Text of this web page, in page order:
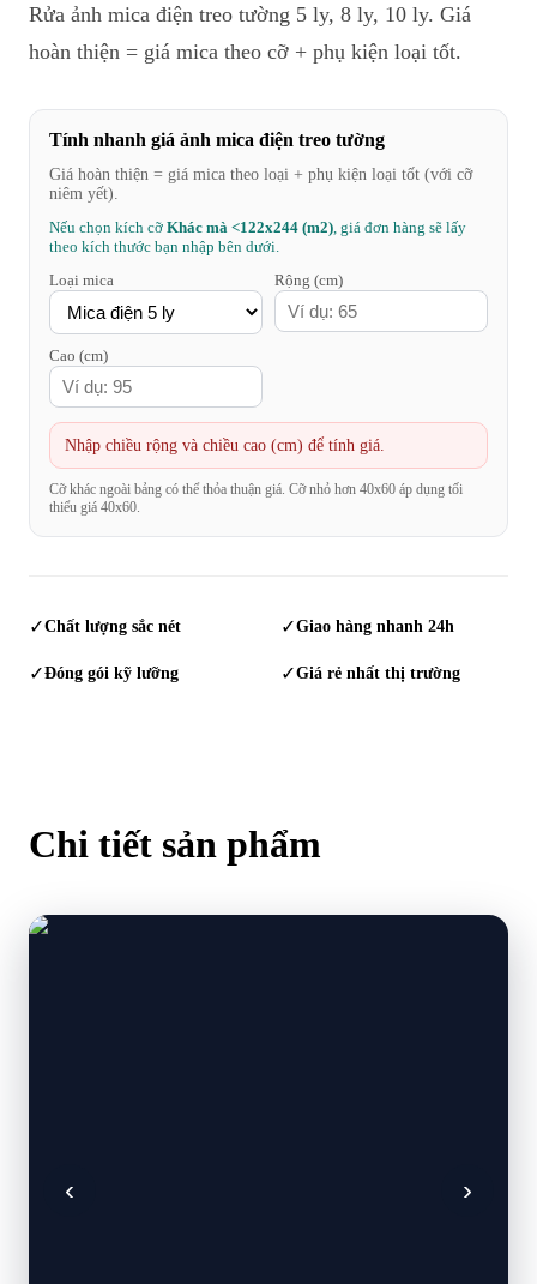
Rửa ảnh mica điện treo tường 5 ly, 8 ly, 10 ly. Giá
hoàn thiện = giá mica theo cỡ + phụ kiện loại tốt.
Tính nhanh giá ảnh mica điện treo tường
Giá hoàn thiện = giá mica theo loại + phụ kiện loại tốt (với cỡ
niêm yết).
Nếu chọn kích cỡ Khác mà <122x244 (m2) , giá đơn hàng sẽ lấy
theo kích thước bạn nhập bên dưới.
Loại mica
Rộng (cm)
Cao (cm)
Nhập chiều rộng và chiều cao (cm) để tính giá.
Cỡ khác ngoài bảng có thể thỏa thuận giá. Cỡ nhỏ hơn 40x60 áp dụng tối
thiểu giá 40x60.
✓Chất lượng sắc nét ✓Giao hàng nhanh 24h
✓Đóng gói kỹ lưỡng ✓Giá rẻ nhất thị trường
Chi tiết sản phẩm
‹ ›